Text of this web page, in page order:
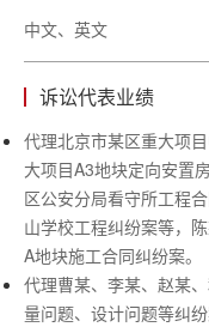
中文、英文
诉讼代表业绩
代理北京市某区重大项
大项目A3地块定向安置
区公安分局看守所工程
山学校工程纠纷案等，
A地块施工合同纠纷案。
代理曹某、李某、赵某
量问题、设计问题等纠纷